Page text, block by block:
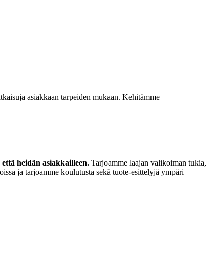
asiakkaan tarpeiden mukaan. Kehitämme
heidän asiakkailleen. Tarjoamme laajan valikoiman tukia,
ja tarjoamme koulutusta sekä tuote-esittelyjä ympäri